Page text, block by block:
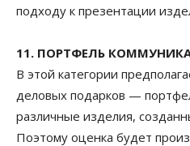
подходу к презентации
11. ПОРТФЕЛЬ
В этой категории
деловых подарков —
различные изделия,
Поэтому оценка будет